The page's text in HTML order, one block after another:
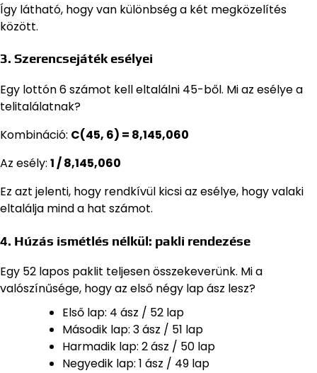
Így látható, hogy van különbség a két megközelítés
között.
3. Szerencsejáték esélyei
Egy lottón 6 számot kell eltalálni 45-ből. Mi az esélye a
telitalálatnak?
Kombináció: C(45, 6) = 8,145,060
Az esély: 1 / 8,145,060
Ez azt jelenti, hogy rendkívül kicsi az esélye, hogy valaki
eltalálja mind a hat számot.
4. Húzás ismétlés nélkül: pakli rendezése
Egy 52 lapos paklit teljesen összekeverünk. Mi a
valószínűsége, hogy az első négy lap ász lesz?
Első lap: 4 ász / 52 lap
Második lap: 3 ász / 51 lap
Harmadik lap: 2 ász / 50 lap
Negyedik lap: 1 ász / 49 lap